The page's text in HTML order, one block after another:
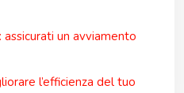
un avviamento
l’efficienza del tuo